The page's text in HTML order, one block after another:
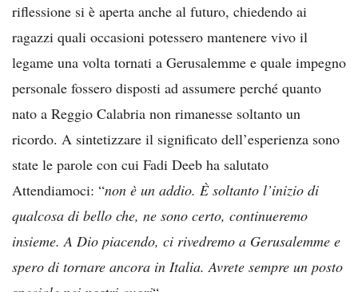
riflessione si è aperta anche al futuro, chiedendo ai
ragazzi quali occasioni potessero mantenere vivo il
legame una volta tornati a Gerusalemme e quale impegno
personale fossero disposti ad assumere perché quanto
nato a Reggio Calabria non rimanesse soltanto un
ricordo. A sintetizzare il significato dell’esperienza sono
state le parole con cui Fadi Deeb ha salutato
Attendiamoci: “non è un addio. È soltanto l’inizio di
qualcosa di bello che, ne sono certo, continueremo
insieme. A Dio piacendo, ci rivedremo a Gerusalemme e
spero di tornare ancora in Italia. Avrete sempre un posto